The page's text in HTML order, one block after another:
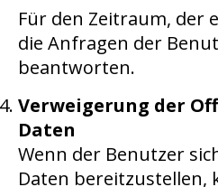
Für den Zeitraum, der
die Anfragen der
beantworten.
Verweigerung der
Daten
Wenn der Benutzer
Daten bereitzustellen,